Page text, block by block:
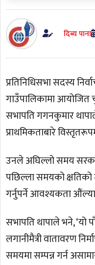
दिब्य पाना
प्रतिनिधिसभा सदस्य
गाउँपालिकामा आयोजित
सभापति गगनकुमार
प्राथमिकताबारे
उनले अघिल्लो समय
पछिल्ला समयको क्षतिको
गर्नुपर्ने आवश्यकता
सभापति थापाले भने, ‘यो
लगानीमैत्री वातावरण
समयमा सम्पन्न गर्न